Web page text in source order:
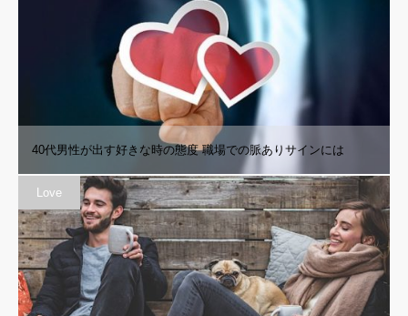
40代男性が出す好きな時の態度 職場での脈ありサインには
Love